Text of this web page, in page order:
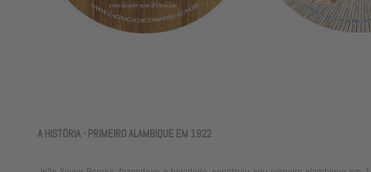
A HISTÓRIA - PRIMEIRO ALAMBIQUE EM 1922